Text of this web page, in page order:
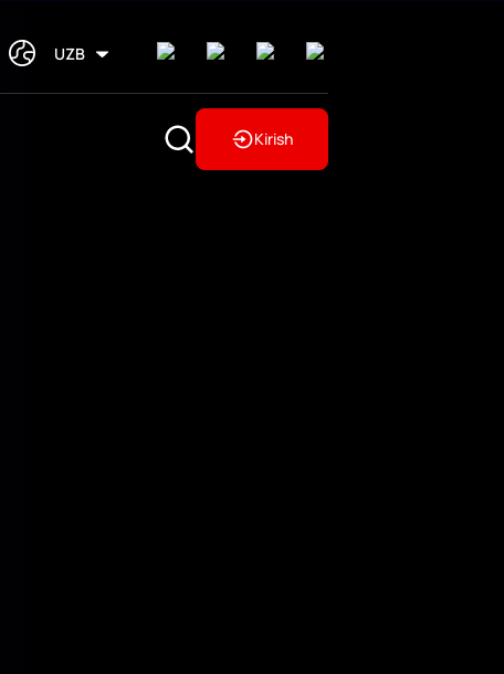
UZB
Kirish